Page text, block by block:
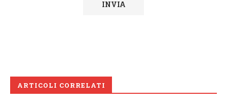
ARTICOLI CORRELATI